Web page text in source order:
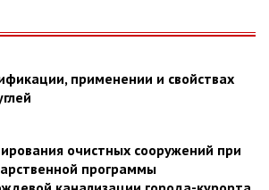
применении и свойствах
очистных сооружений при
программы